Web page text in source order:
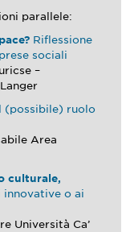
parallele:
Riflessione
sociali
–
(possibile) ruolo
Area
culturale,
innovative o ai
Università Ca’